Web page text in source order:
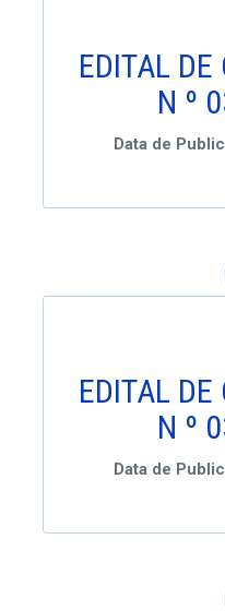
EDITAL DE
N º
Data de
EDITAL DE
N º
Data de